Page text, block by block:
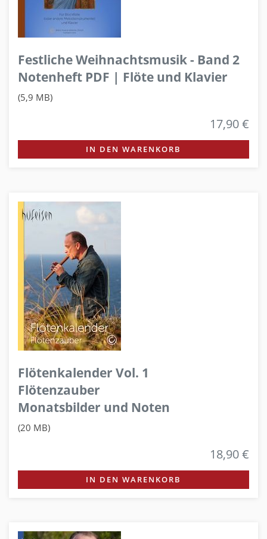
Festliche Weihnachtsmusik - Band 2
Notenheft PDF | Flöte und Klavier
(5,9 MB)
17,90 €
IN DEN WARENKORB
Flötenkalender Vol. 1
Flötenzauber
Monatsbilder und Noten
(20 MB)
18,90 €
IN DEN WARENKORB